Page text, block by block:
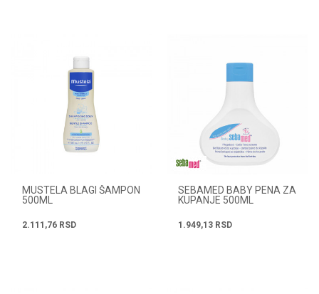
MUSTELA BLAGI ŠAMPON
500ML
2.111,76 RSD
SEBAMED BABY PENA ZA
KUPANJE 500ML
1.949,13 RSD